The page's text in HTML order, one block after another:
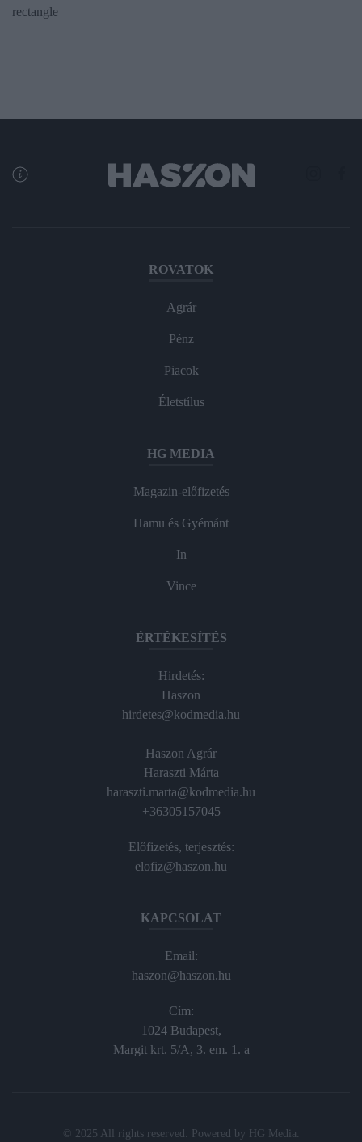
rectangle
ROVATOK
Agrár
Pénz
Piacok
Életstílus
HG MEDIA
Magazin-előfizetés
Hamu és Gyémánt
In
Vince
ÉRTÉKESÍTÉS
Hirdetés:
Haszon
hirdetes@kodmedia.hu
Haszon Agrár
Haraszti Márta
haraszti.marta@kodmedia.hu
+36305157045
Előfizetés, terjesztés:
elofiz@haszon.hu
KAPCSOLAT
Email:
haszon@haszon.hu
Cím:
1024 Budapest,
Margit krt. 5/A, 3. em. 1. a
© 2025 All rights reserved. Powered by HG Media